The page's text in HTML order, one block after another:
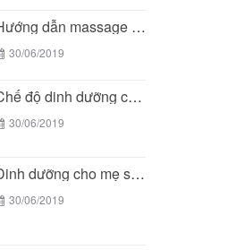
Hướng dẫn massage cho trẻ sơ sinh
30/06/2019
Chế độ dinh dưỡng cho bà bầu
30/06/2019
Dinh dưỡng cho mẹ sau sinh: Nên ăn gì...
30/06/2019